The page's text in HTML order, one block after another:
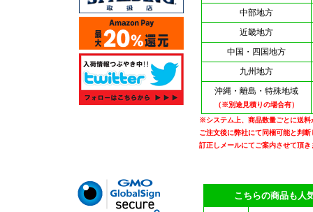
中部地方
近畿地方
中国・四国地方
九州地方
沖縄・離島・特殊地域
（※別途見積りの場合有）
※システム上、商品数量ごとに送料
ご注文後に弊社にて同梱可能と判
訂正しメールにてご案内させて頂き
こちらの商品も人気